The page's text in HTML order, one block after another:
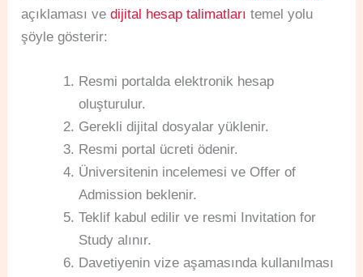
açıklaması vedijital hesap talimatları temel yolu
şöyle gösterir:
Resmi portalda elektronik hesap
oluşturulur.
Gerekli dijital dosyalar yüklenir.
Resmi portal ücreti ödenir.
Üniversitenin incelemesi ve Offer of
Admission beklenir.
Teklif kabul edilir ve resmi Invitation for
Study alınır.
Davetiyenin vize aşamasında kullanılması